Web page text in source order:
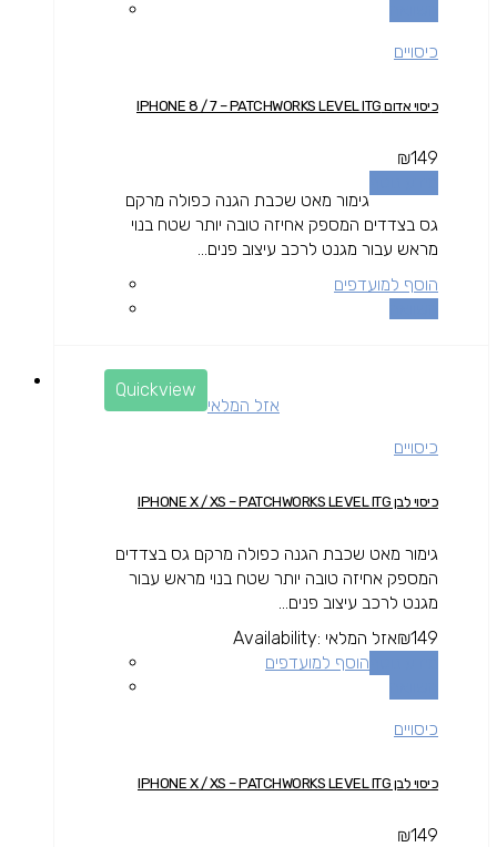
כיסויים
כיסוי אדום IPHONE 8 / 7 – PATCHWORKS LEVEL ITG
₪149
גימור מאט שכבת הגנה כפולה מרקם
גס בצדדים המספק אחיזה טובה יותר שטח בנוי
מראש עבור מגנט לרכב עיצוב פנים...
הוסף למועדפים
Quickview
אזל המלאי
כיסויים
כיסוי לבן IPHONE X / XS – PATCHWORKS LEVEL ITG
גימור מאט שכבת הגנה כפולה מרקם גס בצדדים
המספק אחיזה טובה יותר שטח בנוי מראש עבור
מגנט לרכב עיצוב פנים...
₪149
Availability: אזל המלאי
הוסף למועדפים
כיסויים
כיסוי לבן IPHONE X / XS – PATCHWORKS LEVEL ITG
₪149